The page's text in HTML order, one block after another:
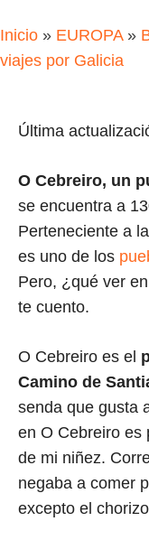
Inicio » EUROPA»
viajes por Galicia
Última
O Cebreiro, un
se encuentra a
Perteneciente a
es uno de los
Pero, ¿qué ver
te cuento.
O Cebreiro es el
Camino de
senda que gusta
en O Cebreiro es
de mi niñez.
negaba a comer
excepto el